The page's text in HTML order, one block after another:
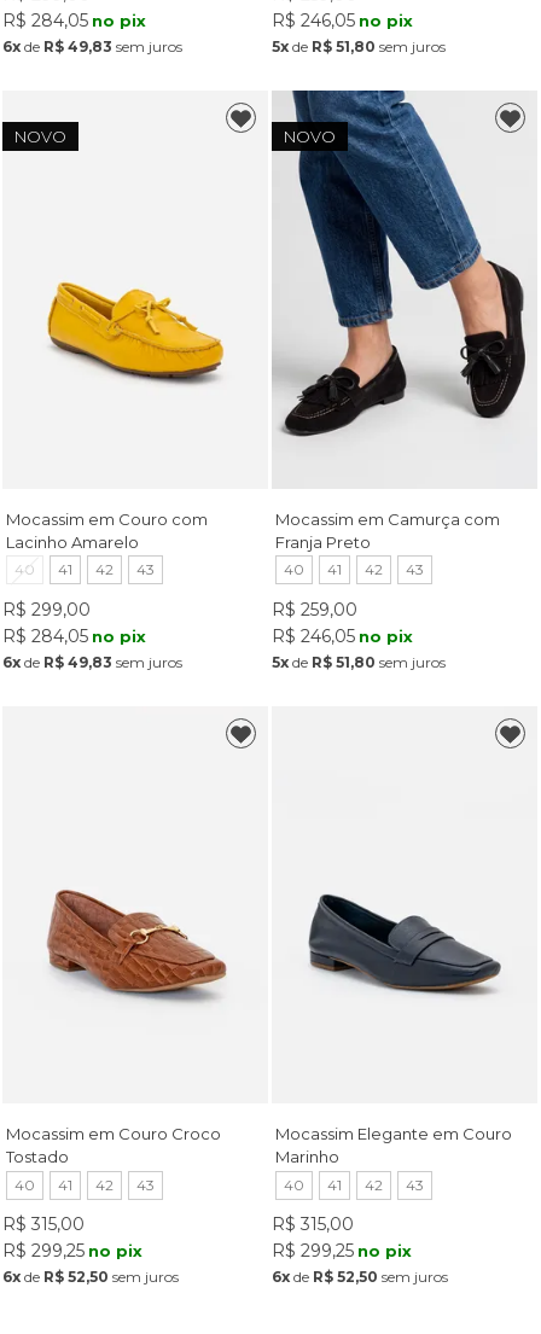
R$ 284,05 no pix
6xde R$ 49,83 sem juros
R$ 246,05 no pix
5x de R$ 51,80 sem juros
NOVO
Mocassim em Couro com
Lacinho Amarelo
40 41 42 43
R$ 299,00
R$ 284,05 no pix
6xde R$ 49,83 sem juros
NOVO
Mocassim em Camurça com
Franja Preto
40 41 42 43
R$ 259,00
R$ 246,05 no pix
5x de R$ 51,80 sem juros
Mocassim em Couro Croco
Tostado
40 41 42 43
R$ 315,00
R$ 299,25 no pix
6xde R$ 52,50 sem juros
Mocassim Elegante em Couro
Marinho
40 41 42 43
R$ 315,00
R$ 299,25 no pix
6x de R$ 52,50 sem juros